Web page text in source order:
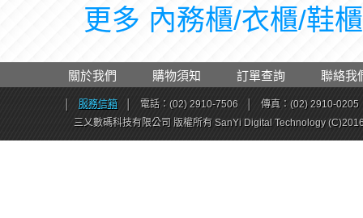
更多 內務櫃/衣櫃/鞋
關於我們 購物須知 訂單查詢 聯絡我
服務信箱 電話：(02) 2910-7506
傳真：(02) 2910-0205
三乂數碼科技有限公司 版權所有 SanYi Digital Technology